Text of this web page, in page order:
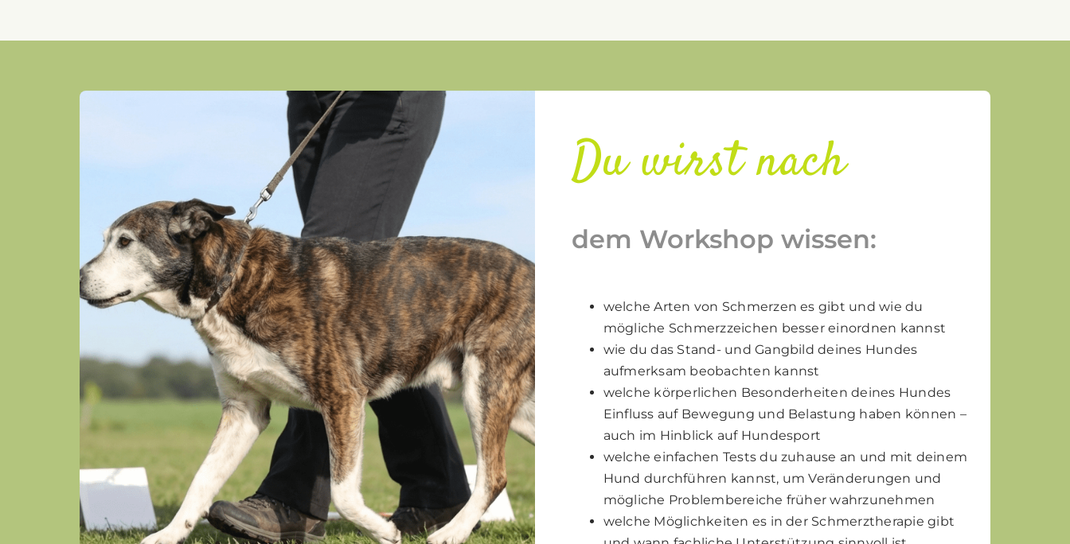
Du wirst nach
dem Workshop wissen:
welche Arten von Schmerzen es gibt und wie du
mögliche Schmerzzeichen besser einordnen kannst
wie du das Stand- und Gangbild deines Hundes
aufmerksam beobachten kannst
welche körperlichen Besonderheiten deines Hundes
Einfluss auf Bewegung und Belastung haben können –
auch im Hinblick auf Hundesport
welche einfachen Tests du zuhause an und mit deinem
Hund durchführen kannst, um Veränderungen und
mögliche Problembereiche früher wahrzunehmen
welche Möglichkeiten es in der Schmerztherapie gibt